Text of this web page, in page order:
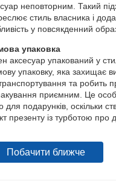
неповторним. Такий
стиль власника і
у повсякденний
упаковка
аксесуар упакований у
упаковку, яка захищає
та робить
приємним. Це
для подарунків, оскільки
презенту із турботою про
Побачити ближче